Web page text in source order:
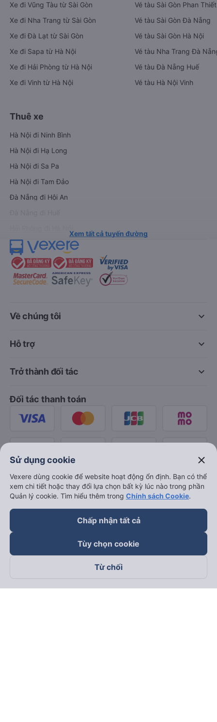
Xe đi Vũng Tàu từ Sài Gòn
Xe đi Nha Trang từ Sài Gòn
Xe đi Đà Lạt từ Sài Gòn
Xe đi Sapa từ Hà Nội
Xe đi Hải Phòng từ Hà Nội
Xe đi Vinh từ Hà Nội
Vé tàu Sài Gòn Phan Thiết
Vé tàu Sài Gòn Đà Nẵng
Vé tàu Sài Gòn Hà Nội
Vé tàu Nha Trang Đà
Vé tàu Đà Nẵng Huế
Vé tàu Hà Nội Vinh
Thuê xe
Hà Nội đi Ninh Bình
Hà Nội đi Hạ Long
Hà Nội đi Sa Pa
Hà Nội đi Tam Đảo
Đà Nẵng đi Hội An
Xem tất cả tuyến đường
keyboard_arrow_down
Về chúng tôi
keyboard_arrow_down
Hỗ trợ
keyboard_arrow_down
Trở thành đối tác
Đối tác thanh toán
Sử dụng cookie close
Vexere dùng cookie để website hoạt động ổn định. Bạn có thể
xem chi tiết hoặc thay đổi lựa chọn bất kỳ lúc nào trong phần
Quản lý cookie. Tìm hiểu thêm trong Chính sách Cookie.
Chấp nhận tất cả
Tùy chọn cookie
Từ chối